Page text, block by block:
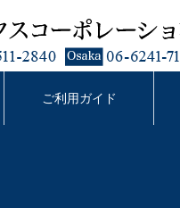
ご利用ガイド